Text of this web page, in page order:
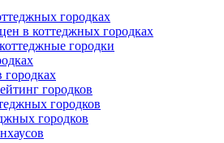
городках
в коттеджных городках
городки
городках
городков
городков
городков